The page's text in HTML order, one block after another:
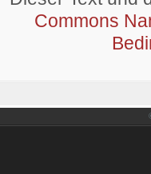
Commons